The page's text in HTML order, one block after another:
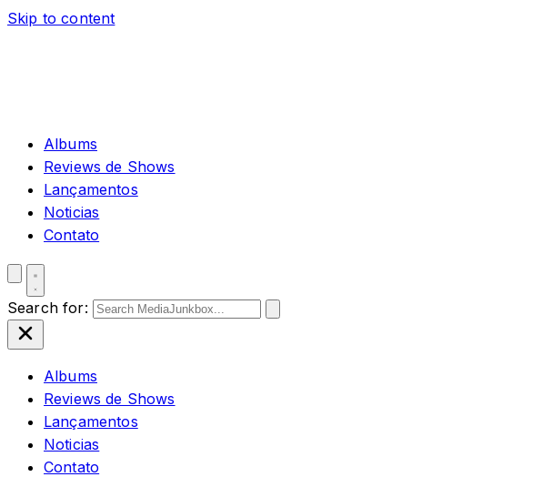
Skip to content
Albums
Reviews de Shows
Lançamentos
Noticias
Contato
Search for:
Albums
Reviews de Shows
Lançamentos
Noticias
Contato